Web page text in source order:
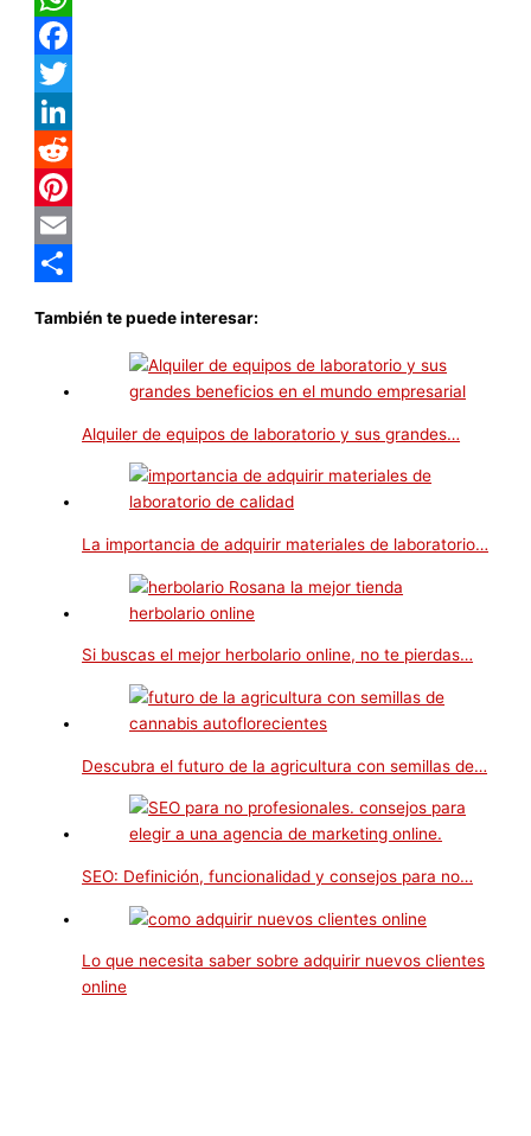
WhatsApp
Facebook
Twitter
LinkedIn
Reddit
Pinterest
Email
También te puede interesar:
Alquiler de equipos de laboratorio y sus grandes…
La importancia de adquirir materiales de laboratorio…
Si buscas el mejor herbolario online, no te pierdas…
Descubra el futuro de la agricultura con semillas de…
SEO: Definición, funcionalidad y consejos para no…
Lo que necesita saber sobre adquirir nuevos clientes
online